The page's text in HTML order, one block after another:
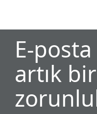
E-
artık bir